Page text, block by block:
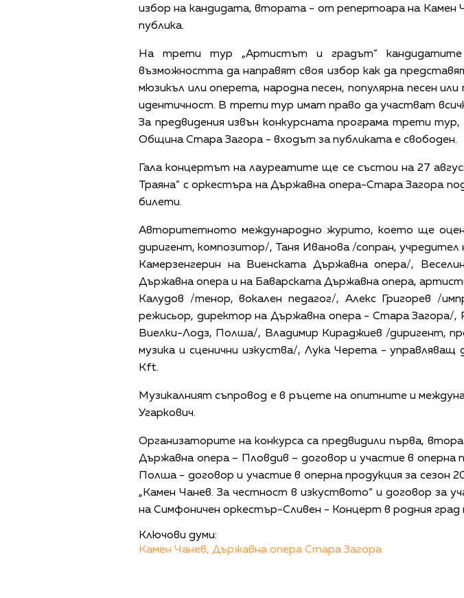
избор на кандидата, втората - от репертоара на Камен
публика.
На трети тур „Артистът и градът”
възможността да направят своя избор как да
мюзикъл или оперета, народна песен, популярна песен
идентичност. В трети тур имат право да участват
За предвидения извън конкурсната програма трети
Община Стара Загора - входът за публиката е свободен.
Гала концертът на лауреатите ще се състои на 27
Траяна” с оркестъра на Държавна опера-Стара Загора
билети.
Авторитетното международно журито, което ще
диригент, композитор/, Таня Иванова /сопран,
Камерзенгерин на Виенската Държавна опера/,
Държавна опера и на Баварската Държавна опера,
Калудов /тенор, вокален педагог/, Алекс Григорев /
режисьор, директор на Държавна опера - Стара Загора/
Виелки-Лодз, Полша/, Владимир Кираджиев /диригент,
музика и сценични изкуства/, Лука Черета - управляващ
Kft.
Музикалният съпровод е в ръцете на опитните и
Угаркович.
Организаторите на конкурса са предвидили първа,
Държавна опера – Пловдив – договор и участие в оперна
Полша - договор и участие в оперна продукция за сезон
„Камен Чанев. За честност в изкуството“ и договор за
на Симфоничен оркестър-Сливен - Концерт в родния град
Ключови думи:
Камен Чанев, Държавна опера Стара Загора